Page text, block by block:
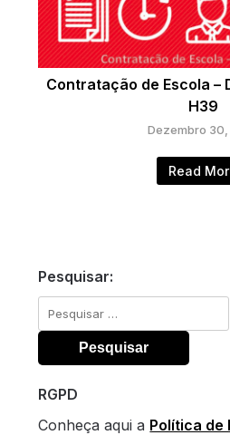
Contratação de Escola –
H39
Dezembro 30,
Read
Pesquisar:
Pesquisar
por:
RGPD
Conheça aqui a Política de